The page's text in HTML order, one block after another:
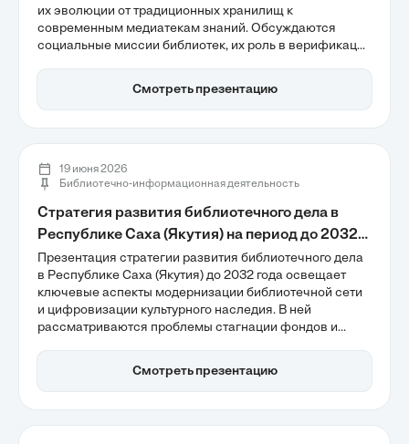
их эволюции от традиционных хранилищ к
современным медиатекам знаний. Обсуждаются
социальные миссии библиотек, их роль в верификации
примеры крупнейших библиотек России, таких как РГБ
и РНБ. В условиях цифровизации библиотеки
Смотреть презентацию
19 июня 2026
Библиотечно-информационная деятельность
Стратегия развития библиотечного дела в
Республике Саха (Якутия) на период до 2032
года
Презентация стратегии развития библиотечного дела
в Республике Саха (Якутия) до 2032 года освещает
ключевые аспекты модернизации библиотечной сети
и цифровизации культурного наследия. В ней
рассматриваются проблемы стагнации фондов и
важность создания единой цифровой инфраструктуры
для обеспечения равного доступа к знаниям.
Смотреть презентацию